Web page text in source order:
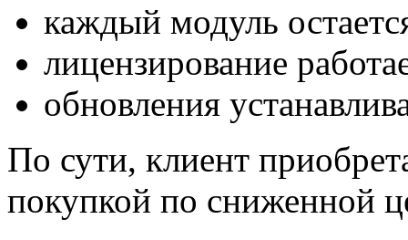
каждый модуль
лицензирование
обновления
По сути, клиент
покупкой по сниженной